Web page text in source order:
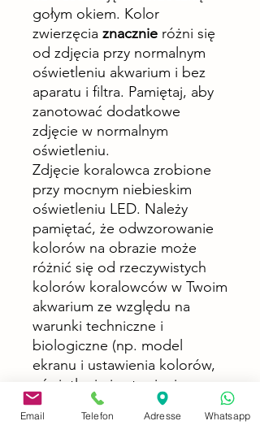
gołym okiem. Kolor
zwierzęcia znacznie różni się
od zdjęcia przy normalnym
oświetleniu akwarium i bez
aparatu i filtra. Pamiętaj, aby
zanotować dodatkowe
zdjęcie w normalnym
oświetleniu.
Zdjęcie koralowca zrobione
przy mocnym niebieskim
oświetleniu LED. Należy
pamiętać, że odwzorowanie
kolorów na obrazie może
różnić się od rzeczywistych
kolorów koralowców w Twoim
akwarium ze względu na
warunki techniczne i
biologiczne (np. model
ekranu i ustawienia kolorów,
oświetlenie i ustawienia
światła w akwarium, stres
związany z transportem itp.).
Email Telefon Adresse Whatsapp